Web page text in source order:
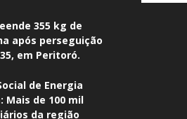
355 kg de
após perseguição
em Peritoró.
de Energia
Mais de 100 mil
da região